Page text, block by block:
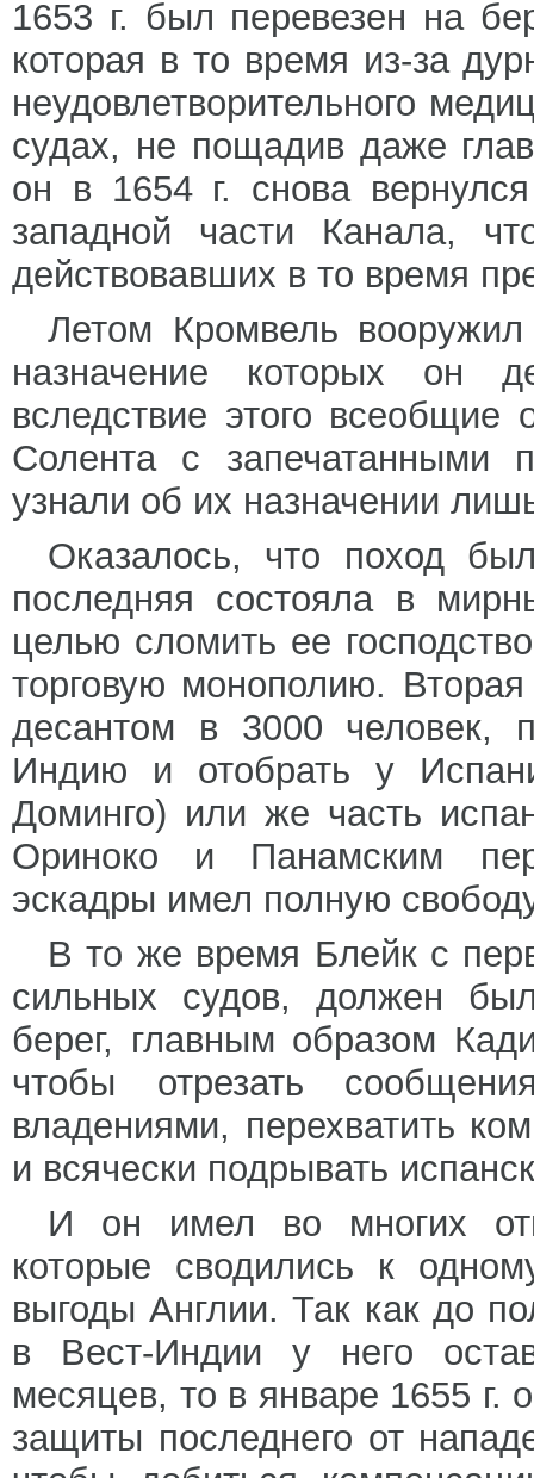
1653 г. был перевезен на
которая в то время из-за
неудовлетворительного
судах, не пощадив даже
он в 1654 г. снова
западной части Канала,
действовавших в то время
Летом Кромвель
назначение которых он
вследствие этого
Солента с запечатанными
узнали об их назначении
Оказалось, что поход
последняя состояла в
целью сломить ее
торговую монополию.
десантом в 3000 человек,
Индию и отобрать у
Доминго) или же часть
Ориноко и Панамским
эскадры имел полную
В то же время Блейк с
сильных судов, должен
берег, главным образом
чтобы отрезать
владениями, перехватить
и всячески подрывать
И он имел во многих
которые сводились к
выгоды Англии. Так как до
в Вест-Индии у него
месяцев, то в январе 1655
защиты последнего от